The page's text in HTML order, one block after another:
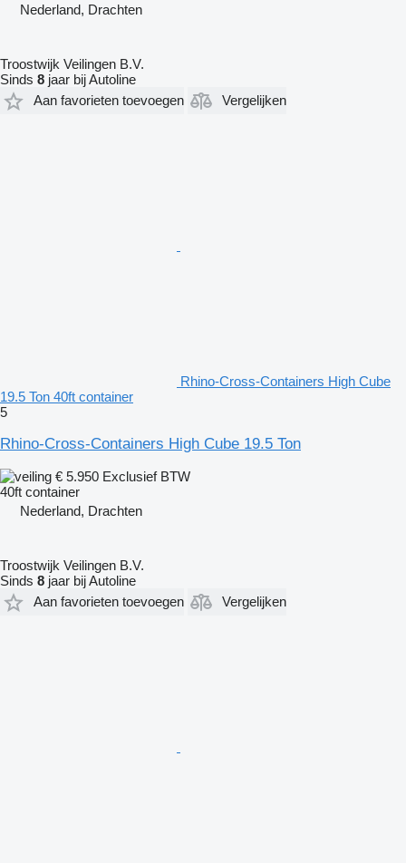
Nederland, Drachten
Troostwijk Veilingen B.V.
Sinds 8 jaar bij Autoline
Aan favorieten toevoegen
Vergelijken
Rhino-Cross-Containers High Cube
19.5 Ton 40ft container
5
Rhino-Cross-Containers High Cube 19.5 Ton
€ 5.950 Exclusief BTW
40ft container
Nederland, Drachten
Troostwijk Veilingen B.V.
Sinds 8 jaar bij Autoline
Aan favorieten toevoegen
Vergelijken